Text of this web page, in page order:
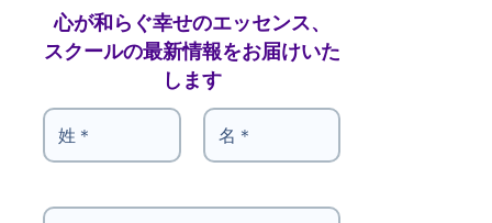
心が和らぐ幸せのエッセンス、
スクールの最新情報をお届けいた
します